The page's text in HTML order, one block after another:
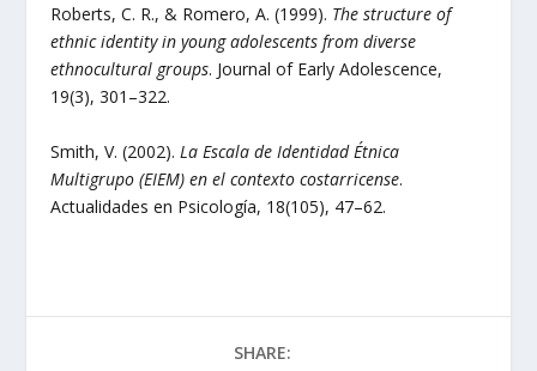
Roberts, C. R., & Romero, A. (1999). The structure of
ethnic identity in young adolescents from diverse
ethnocultural groups. Journal of Early Adolescence,
19(3), 301–322.
Smith, V. (2002). La Escala de Identidad Étnica
Multigrupo (EIEM) en el contexto costarricense.
Actualidades en Psicología, 18(105), 47–62.
SHARE: